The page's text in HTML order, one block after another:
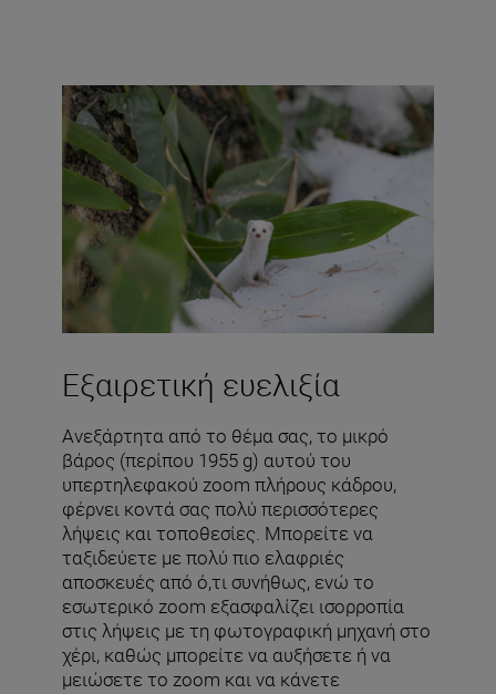
Εξαιρετική ευελιξία
Ανεξάρτητα από το θέμα σας, το μικρό
βάρος (περίπου 1955 g) αυτού του
υπερτηλεφακού zoom πλήρους κάδρου,
φέρνει κοντά σας πολύ περισσότερες
λήψεις και τοποθεσίες. Μπορείτε να
ταξιδεύετε με πολύ πιο ελαφριές
αποσκευές από ό,τι συνήθως, ενώ το
εσωτερικό zoom εξασφαλίζει ισορροπία
στις λήψεις με τη φωτογραφική μηχανή στο
χέρι, καθώς μπορείτε να αυξήσετε ή να
μειώσετε το zoom και να κάνετε